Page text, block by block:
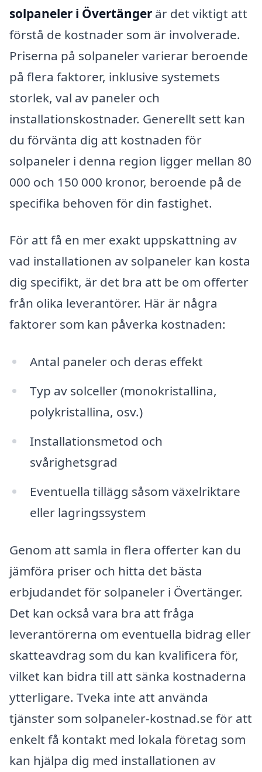
solpaneler i Övertänger är det viktigt att
förstå de kostnader som är involverade.
Priserna på solpaneler varierar beroende
på flera faktorer, inklusive systemets
storlek, val av paneler och
installationskostnader. Generellt sett kan
du förvänta dig att kostnaden för
solpaneler i denna region ligger mellan 80
000 och 150 000 kronor, beroende på de
specifika behoven för din fastighet.
För att få en mer exakt uppskattning av
vad installationen av solpaneler kan kosta
dig specifikt, är det bra att be om offerter
från olika leverantörer. Här är några
faktorer som kan påverka kostnaden:
Antal paneler och deras effekt
Typ av solceller (monokristallina,
polykristallina, osv.)
Installationsmetod och
svårighetsgrad
Eventuella tillägg såsom växelriktare
eller lagringssystem
Genom att samla in flera offerter kan du
jämföra priser och hitta det bästa
erbjudandet för solpaneler i Övertänger.
Det kan också vara bra att fråga
leverantörerna om eventuella bidrag eller
skatteavdrag som du kan kvalificera för,
vilket kan bidra till att sänka kostnaderna
ytterligare. Tveka inte att använda
tjänster som solpaneler-kostnad.se för att
enkelt få kontakt med lokala företag som
kan hjälpa dig med installationen av